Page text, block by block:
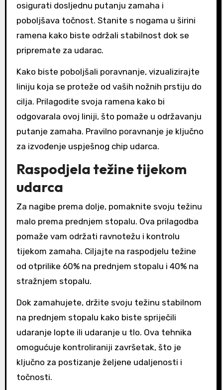
osigurati dosljednu putanju zamaha i
poboljšava točnost. Stanite s nogama u širini
ramena kako biste održali stabilnost dok se
pripremate za udarac.
Kako biste poboljšali poravnanje, vizualizirajte
liniju koja se proteže od vaših nožnih prstiju do
cilja. Prilagodite svoja ramena kako bi
odgovarala ovoj liniji, što pomaže u održavanju
putanje zamaha. Pravilno poravnanje je ključno
za izvođenje uspješnog chip udarca.
Raspodjela težine tijekom
udarca
Za nagibe prema dolje, pomaknite svoju težinu
malo prema prednjem stopalu. Ova prilagodba
pomaže vam održati ravnotežu i kontrolu
tijekom zamaha. Ciljajte na raspodjelu težine
od otprilike 60% na prednjem stopalu i 40% na
stražnjem stopalu.
Dok zamahujete, držite svoju težinu stabilnom
na prednjem stopalu kako biste spriječili
udaranje lopte ili udaranje u tlo. Ova tehnika
omogućuje kontroliraniji završetak, što je
ključno za postizanje željene udaljenosti i
točnosti.